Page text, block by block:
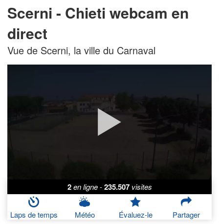
Scerni - Chieti webcam en
direct
Vue de Scerni, la ville du Carnaval
2 en ligne - 235.507 visites
Laps de temps Météo Évaluez-le Partager